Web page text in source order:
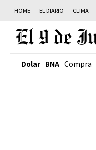
HOME EL DIARIO CLIMA
Dolar BNA Compra